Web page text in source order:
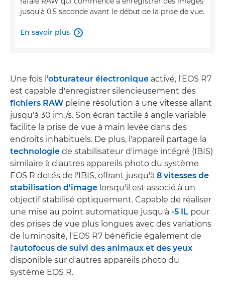
jusqu'à 0,5 seconde avant le début de la prise de vue.
En savoir plus 
Une fois l'obturateur électronique activé, l'EOS R7
est capable d'enregistrer silencieusement des
fichiers RAW pleine résolution à une vitesse allant
jusqu'à 30 im./s. Son écran tactile à angle variable
facilite la prise de vue à main levée dans des
endroits inhabituels. De plus, l'appareil partage la
technologie de stabilisateur d'image intégré (IBIS)
similaire à d'autres appareils photo du système
EOS R dotés de l'IBIS, offrant jusqu'à 8 vitesses de
stabilisation d'image lorsqu'il est associé à un
objectif stabilisé optiquement. Capable de réaliser
une mise au point automatique jusqu'à -5 IL pour
des prises de vue plus longues avec des variations
de luminosité, l'EOS R7 bénéficie également de
l'autofocus de suivi des animaux et des yeux
disponible sur d'autres appareils photo du
système EOS R.